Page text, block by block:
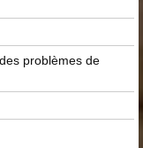
problèmes de